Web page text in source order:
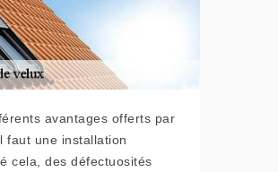
avantages offerts par
faut une installation
cela, des défectuosités